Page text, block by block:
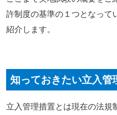
許制度の基準の１つとなって
紹介します。
知っておきたい立入管
立入管理措置とは現在の法規